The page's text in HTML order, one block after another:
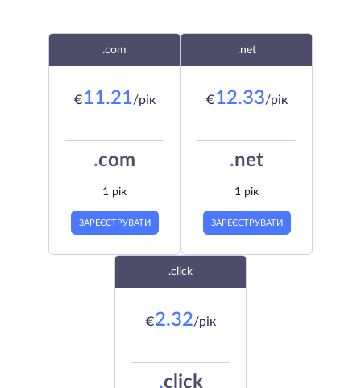
.com
€11.21/рік
.com
1 рік
ЗАРЕЄСТРУВАТИ
.net
€12.33/рік
.net
1 рік
ЗАРЕЄСТРУВАТИ
.click
€2.32/рік
.click